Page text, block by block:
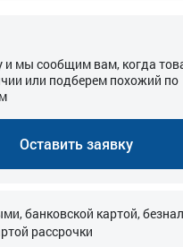
и мы сообщим вам, когда
или подберем похожий по
Оставить заявку
банковской картой,
рассрочки